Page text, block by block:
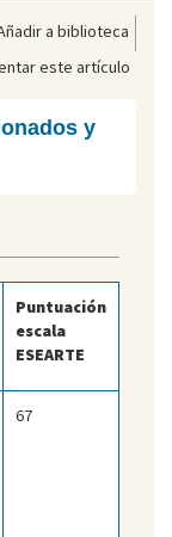
a biblioteca
este artículo
y
Puntuación
escala
ESEARTE
67